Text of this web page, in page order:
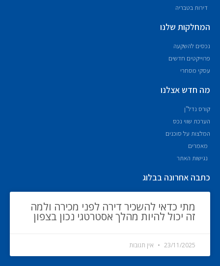
דירות בטבריה
המחלקות שלנו
נכסים להשקעה
פרוייקטים חדשים
עסקי מסחרי
מה חדש אצלנו
קורס נדל"ן
הערכת שווי נכס
המלצות על סוכנים
מאמרים
נגישות האתר
כתבה אחרונה בבלוג
מתי כדאי להשכיר דירה לפני מכירה ולמה
זה יכול להיות מהלך אסטרטגי נכון בצפון
23/11/2025 אין תגובות